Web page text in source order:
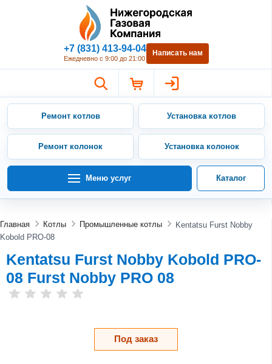
Нижегородская Газовая
+7 (831) 413-94-04
Ежедневно с 9:00 до 21:00
Написать нам
Ремонт котлов Установка котлов
Ремонт колонок Установка колонок
Меню услуг Каталог
Главная Котлы Промышленные котлы
Kentatsu Furst Nobby
Kobold PRO-08
Kentatsu Furst Nobby Kobold PRO-
08 Furst Nobby PRO 08
Под заказ